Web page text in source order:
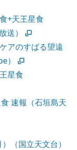
+天王星食
送）
アのすばる望遠
）
星食
速報（石垣島天
（国立天文台）